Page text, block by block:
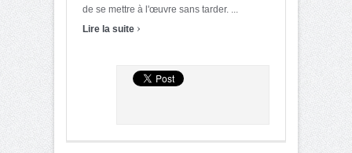
de se mettre à l'œuvre sans tarder. ...
Lire la suite ›